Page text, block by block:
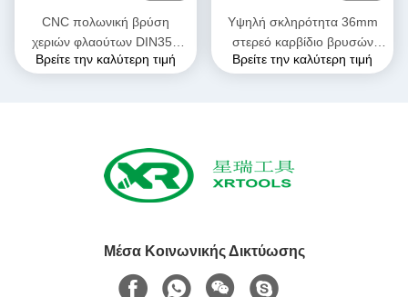
CNC πολωνική βρύση
χεριών φλαούτων DIN352
HSS νημάτων ευθεία
Βρείτε την καλύτερη τιμή
Υψηλή σκληρότητα 36mm
στερεό καρβίδιο βρυσών
χεριών HSS για τα
Βρείτε την καλύτερη τιμή
Μέσα Κοινωνικής Δικτύωσης